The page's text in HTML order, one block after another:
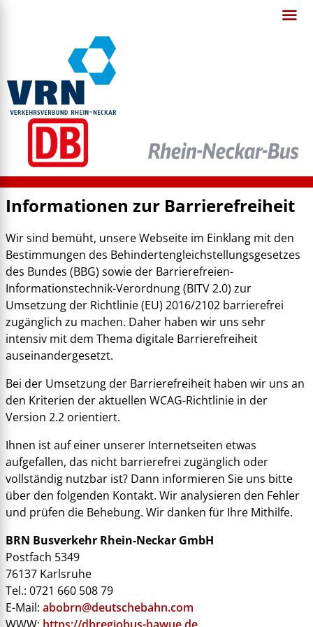
Informationen zur Barrierefreiheit
Wir sind bemüht, unsere Webseite im Einklang mit den
Bestimmungen des Behindertengleichstellungsgesetzes
des Bundes (BBG) sowie der Barrierefreien-
Informationstechnik-Verordnung (BITV 2.0) zur
Umsetzung der Richtlinie (EU) 2016/2102 barrierefrei
zugänglich zu machen. Daher haben wir uns sehr
intensiv mit dem Thema digitale Barrierefreiheit
auseinandergesetzt.
Bei der Umsetzung der Barrierefreiheit haben wir uns an
den Kriterien der aktuellen WCAG-Richtlinie in der
Version 2.2 orientiert.
Ihnen ist auf einer unserer Internetseiten etwas
aufgefallen, das nicht barrierefrei zugänglich oder
vollständig nutzbar ist? Dann informieren Sie uns bitte
über den folgenden Kontakt. Wir analysieren den Fehler
und prüfen die Behebung. Wir danken für Ihre Mithilfe.
BRN Busverkehr Rhein-Neckar GmbH
Postfach 5349
76137 Karlsruhe
Tel.: 0721 660 508 79
E-Mail: abobrn@deutschebahn.com